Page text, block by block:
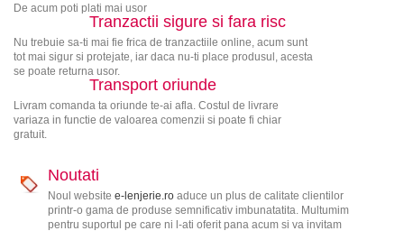
De acum poti plati mai usor
Tranzactii sigure si fara risc
Nu trebuie sa-ti mai fie frica de tranzactiile online, acum sunt
tot mai sigur si protejate, iar daca nu-ti place produsul, acesta
se poate returna usor.
Transport oriunde
Livram comanda ta oriunde te-ai afla. Costul de livrare
variaza in functie de valoarea comenzii si poate fi chiar
gratuit.
Noutati
Noul website e-lenjerie.roaduce un plus de calitate clientilor
printr-o gama de produse semnificativ imbunatatita. Multumim
pentru suportul pe care ni l-ati oferit pana acum si va invitam